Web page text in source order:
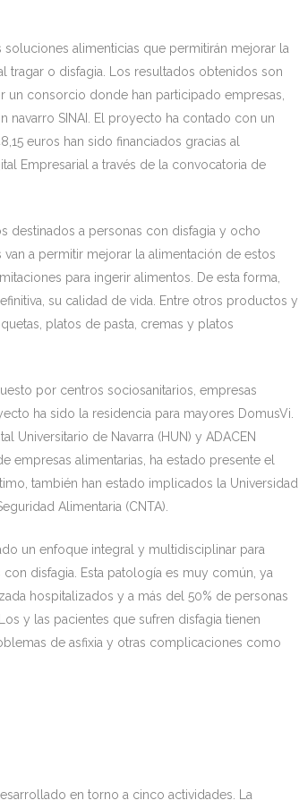
alimenticias que permitirán mejorar la
tragar o disfagia. Los resultados obtenidos son
consorcio donde han participado empresas,
navarro SINAI. El proyecto ha contado con un
euros han sido financiados gracias al
Empresarial a través de la convocatoria de
destinados a personas con disfagia y ocho
a permitir mejorar la alimentación de estos
para ingerir alimentos. De esta forma,
su calidad de vida. Entre otros productos y
platos de pasta, cremas y platos
por centros sociosanitarios, empresas
ha sido la residencia para mayores DomusVi.
Universitario de Navarra (HUN) y ADACEN
empresas alimentarias, ha estado presente el
también han estado implicados la Universidad
Alimentaria (CNTA).
un enfoque integral y multidisciplinar para
disfagia. Esta patología es muy común, ya
hospitalizados y a más del 50% de personas
y las pacientes que sufren disfagia tienen
de asfixia y otras complicaciones como
en torno a cinco actividades. La